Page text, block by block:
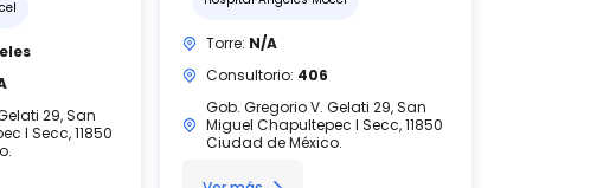
29, San
I Secc, 11850
Torre: N/A
Consultorio: 406
Gob. Gregorio V. Gelati 29, San
Miguel Chapultepec I Secc, 11850
Ciudad de México.